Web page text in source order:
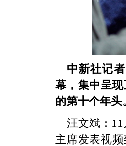
中新社记
幕，集中呈
的第十个年
汪文斌：
主席发表视